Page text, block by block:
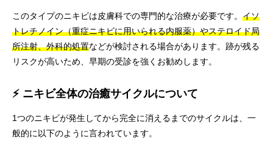
このタイプのニキビは皮膚科での専門的な治療が必要です。 イソ
トレチノイン（重症ニキビに用いられる内服薬）やステロイド局
所注射、外科的処置などが検討される場合があります。跡が残る
リスクが高いため、早期の受診を強くお勧めします。
⚡ ニキビ全体の治癒サイクルについて
1つのニキビが発生してから完全に消えるまでのサイクルは、一
般的に以下のように言われています。